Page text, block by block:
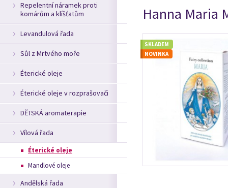
Hanna Maria
SKLADEM
NOVINKA
Repelentní náramek proti
komárům a klíšťatům
Levandulová řada
Sůl z Mrtvého moře
Éterické oleje
Éterické oleje v rozprašovači
DĚTSKÁ aromaterapie
Vílová řada
Éterické oleje
Mandlové oleje
Andělská řada